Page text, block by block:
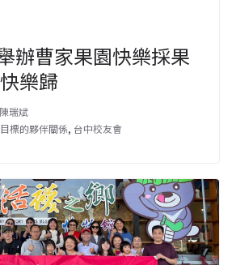
辦曹家果園快樂採果
樂歸
瑞斌
標的夥伴關係, 台中校友會